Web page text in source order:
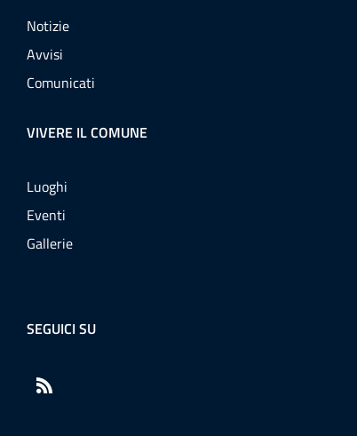
Notizie
Avvisi
Comunicati
VIVERE IL COMUNE
Luoghi
Eventi
Gallerie
SEGUICI SU